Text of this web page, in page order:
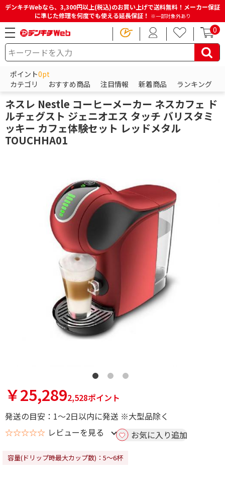
デンキチWebなら、3,300円以上(税込)のお買い上げで送料無料！メーカー保証
に準じた修理を何度でも使える延長保証！ ※一部対象外あり
0
ポイント0pt
カテゴリ
おすすめ商品 注目情報 新着商品 ランキング
HOME 商品一覧ページ キッチン・調理家電
カプセル式コーヒーメーカー
ネスレ
ネスレ Nestle コーヒーメーカー ネスカフェ ド
ルチェグスト ジェニオエス タッチ バリスタミ
ッキー カフェ体験セット レッドメタル
TOUCHHA01
￥25,2892,528ポイント
発送の目安：1～2日以内に発送 ※大型品除く
☆☆☆☆☆ レビューを見る お気に入り追加
容量(ドリップ時最大カップ数)：5～6杯